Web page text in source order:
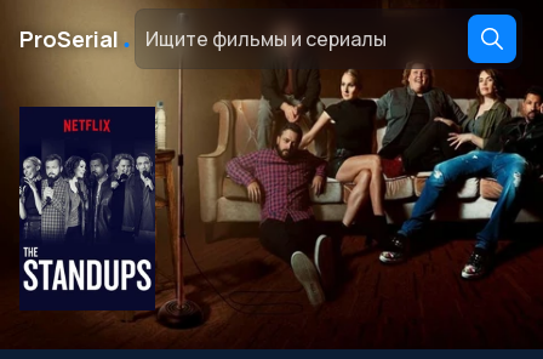
ProSerial ․